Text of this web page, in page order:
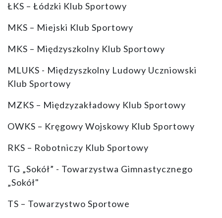
ŁKS – Łódzki Klub Sportowy
MKS – Miejski Klub Sportowy
MKS – Międzyszkolny Klub Sportowy
MLUKS - Międzyszkolny Ludowy Uczniowski
Klub Sportowy
MZKS – Międzyzakładowy Klub Sportowy
OWKS – Kręgowy Wojskowy Klub Sportowy
RKS – Robotniczy Klub Sportowy
TG „Sokół” - Towarzystwa Gimnastycznego
„Sokół"
TS – Towarzystwo Sportowe